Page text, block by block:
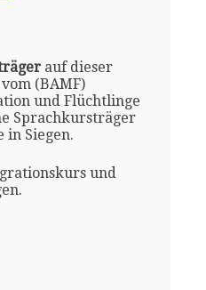
auf dieser
(BAMF)
und Flüchtlinge
Sprachkursträger
Siegen.
und